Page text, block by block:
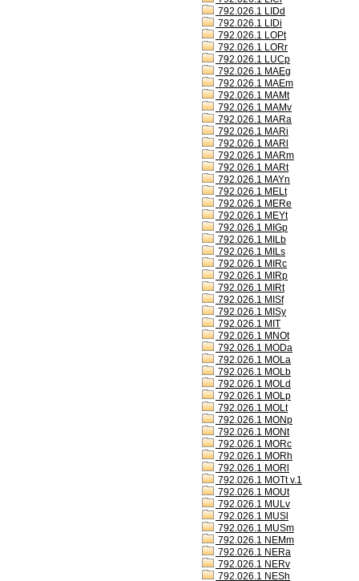
792.026.1 LIDd
792.026.1 LIDi
792.026.1 LOPt
792.026.1 LORr
792.026.1 LUCp
792.026.1 MAEg
792.026.1 MAEm
792.026.1 MAMt
792.026.1 MAMv
792.026.1 MARa
792.026.1 MARi
792.026.1 MARl
792.026.1 MARm
792.026.1 MARt
792.026.1 MAYn
792.026.1 MELt
792.026.1 MERe
792.026.1 MEYt
792.026.1 MIGp
792.026.1 MILb
792.026.1 MILs
792.026.1 MIRc
792.026.1 MIRp
792.026.1 MIRt
792.026.1 MISf
792.026.1 MISy
792.026.1 MIT
792.026.1 MNOt
792.026.1 MODa
792.026.1 MOLa
792.026.1 MOLb
792.026.1 MOLd
792.026.1 MOLp
792.026.1 MOLt
792.026.1 MONp
792.026.1 MONt
792.026.1 MORc
792.026.1 MORh
792.026.1 MORl
792.026.1 MOTt v.1
792.026.1 MOUt
792.026.1 MULv
792.026.1 MUSl
792.026.1 MUSm
792.026.1 NEMm
792.026.1 NERa
792.026.1 NERv
792.026.1 NESh